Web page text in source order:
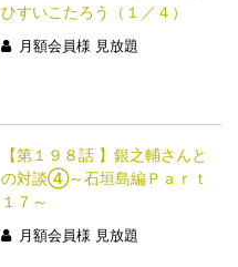
ひすいこたろう（１／４）
月額会員様 見放題
【第１９８話 】銀之輔さんと
の対談④～石垣島編Ｐａｒｔ
１７～
月額会員様 見放題